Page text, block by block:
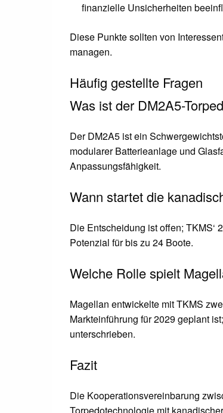
finanzielle Unsicherheiten
Diese Punkte sollten von
managen.
Häufig gestellte Fragen
Was ist der DM2A5-
Der DM2A5 ist ein
modularer Batterieanlage und
Anpassungsfähigkeit.
Wann startet die
Die Entscheidung ist offen;
Potenzial für bis zu 24 Boote.
Welche Rolle spielt
Magellan entwickelte mit TKMS
Markteinführung für 2029 geplant
unterschrieben.
Fazit
Die Kooperationsvereinbarung